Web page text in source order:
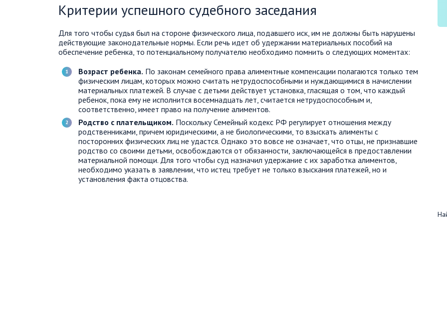
Критерии успешного судебного заседания
Для того чтобы судья был на стороне физического лица, подавшего иск, им не должны быть нарушены
действующие законодательные нормы. Если речь идет об удержании материальных пособий на
обеспечение ребенка, то потенциальному получателю необходимо помнить о следующих моментах:
Возраст ребенка. По законам семейного права алиментные компенсации полагаются только тем
физическим лицам, которых можно считать нетрудоспособными и нуждающимися в начислении
материальных платежей. В случае с детьми действует установка, гласящая о том, что каждый
ребенок, пока ему не исполнится восемнадцать лет, считается нетрудоспособным и,
соответственно, имеет право на получение алиментов.
Родство с плательщиком. Поскольку Семейный кодекс РФ регулирует отношения между
родственниками, причем юридическими, а не биологическими, то взыскать алименты с
посторонних физических лиц не удастся. Однако это вовсе не означает, что отцы, не признавшие
родство со своими детьми, освобождаются от обязанности, заключающейся в предоставлении
материальной помощи. Для того чтобы суд назначил удержание с их заработка алиментов,
необходимо указать в заявлении, что истец требует не только взыскания платежей, но и
установления факта отцовства.